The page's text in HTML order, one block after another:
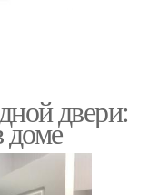
двери:
доме